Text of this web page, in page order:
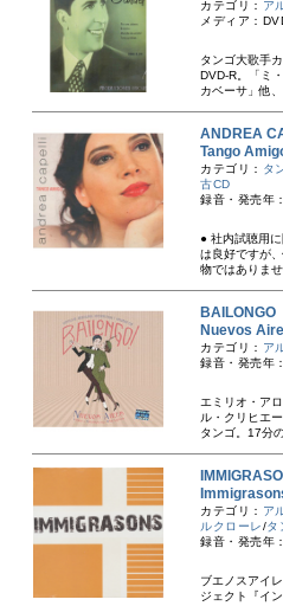
カテゴリ： ア
メディア：
タンゴ大歌手
DVD-R。「ミ
カベーサ」他
ANDREA
Tango
カテゴリ： タ
古CD
録音・発売年
● 社内試聴用
は良好ですが
物ではありま
Nuevos
カテゴリ： ア
録音・発売年
エミリオ・ア
ル・クリヒエ
タンゴ。17分
カテゴリ： ア
ルクローレ/タ
録音・発売年
ブエノスアイ
ジェクト『イ